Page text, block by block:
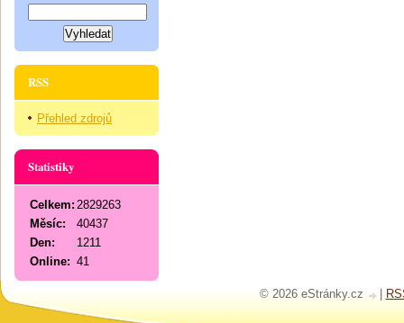
RSS
Přehled zdrojů
Statistiky
Online: 41
Celkem: 2829263
Měsíc:
40437
Den:
1211
© 2026 eStránky.cz